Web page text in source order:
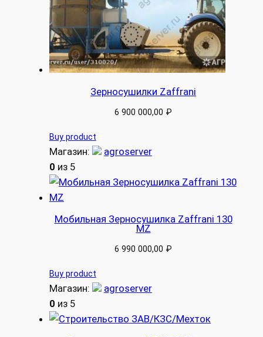
Зерносушилки Zaffrani
6 900 000,00 ₽
Buy product
Магазин:
agroserver
0 из 5
Мобильная Зерносушилка Zaffrani 130
MZ
6 990 000,00 ₽
Buy product
Магазин:
agroserver
0 из 5